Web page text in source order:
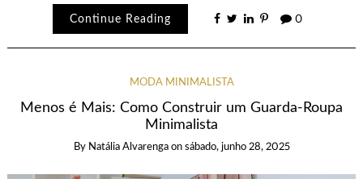
Continue Reading 0
MODA MINIMALISTA
Menos é Mais: Como Construir um Guarda-Roupa
Minimalista
By Natália Alvarenga on sábado, junho 28, 2025